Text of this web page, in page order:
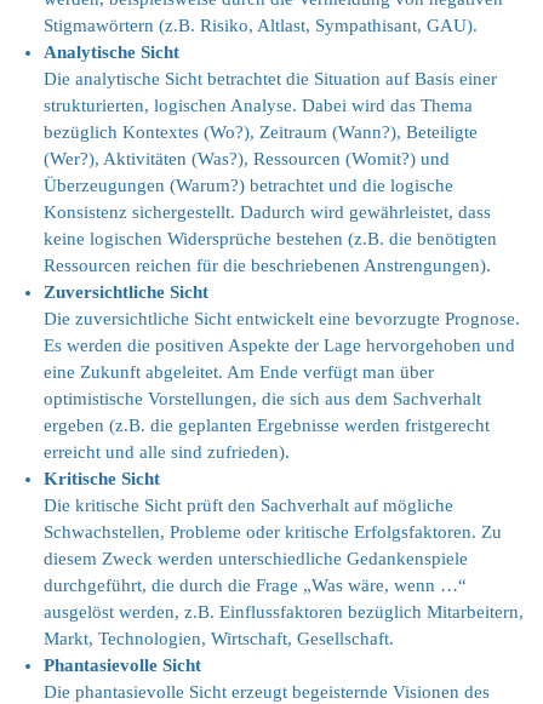
Stigmawörtern (z.B. Risiko, Altlast, Sympathisant, GAU).
Analytische Sicht
Die analytische Sicht betrachtet die Situation auf Basis einer
strukturierten, logischen Analyse. Dabei wird das Thema
bezüglich Kontextes (Wo?), Zeitraum (Wann?), Beteiligte
(Wer?), Aktivitäten (Was?), Ressourcen (Womit?) und
Überzeugungen (Warum?) betrachtet und die logische
Konsistenz sichergestellt. Dadurch wird gewährleistet, dass
keine logischen Widersprüche bestehen (z.B. die benötigten
Ressourcen reichen für die beschriebenen Anstrengungen).
Zuversichtliche Sicht
Die zuversichtliche Sicht entwickelt eine bevorzugte Prognose.
Es werden die positiven Aspekte der Lage hervorgehoben und
eine Zukunft abgeleitet. Am Ende verfügt man über
optimistische Vorstellungen, die sich aus dem Sachverhalt
ergeben (z.B. die geplanten Ergebnisse werden fristgerecht
erreicht und alle sind zufrieden).
Kritische Sicht
Die kritische Sicht prüft den Sachverhalt auf mögliche
Schwachstellen, Probleme oder kritische Erfolgsfaktoren. Zu
diesem Zweck werden unterschiedliche Gedankenspiele
durchgeführt, die durch die Frage „Was wäre, wenn …“
ausgelöst werden, z.B. Einflussfaktoren bezüglich Mitarbeitern,
Markt, Technologien, Wirtschaft, Gesellschaft.
Phantasievolle Sicht
Die phantasievolle Sicht erzeugt begeisternde Visionen des